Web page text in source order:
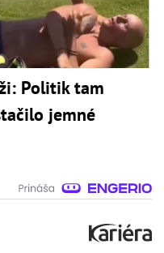
Politik tam
jemné